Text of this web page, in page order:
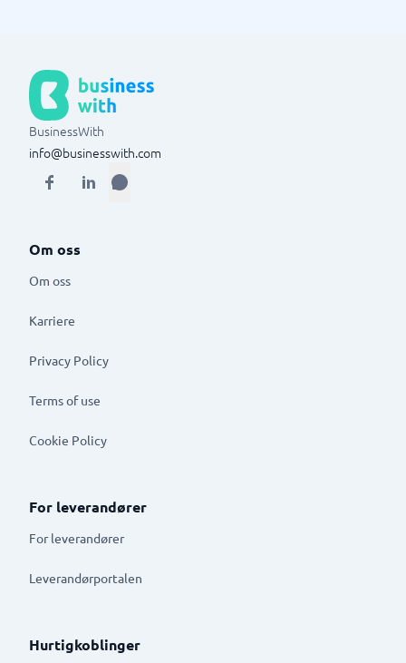
BusinessWith
info@businesswith.com
Om oss
Om oss
Karriere
Privacy Policy
Terms of use
Cookie Policy
For leverandører
For leverandører
Leverandørportalen
Hurtigkoblinger